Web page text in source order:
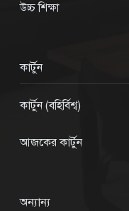
উচ্চ শিক্ষা
কার্টুন
কার্টুন (বহির্বিশ্ব)
আজকের কার্টুন
অন্যান্য